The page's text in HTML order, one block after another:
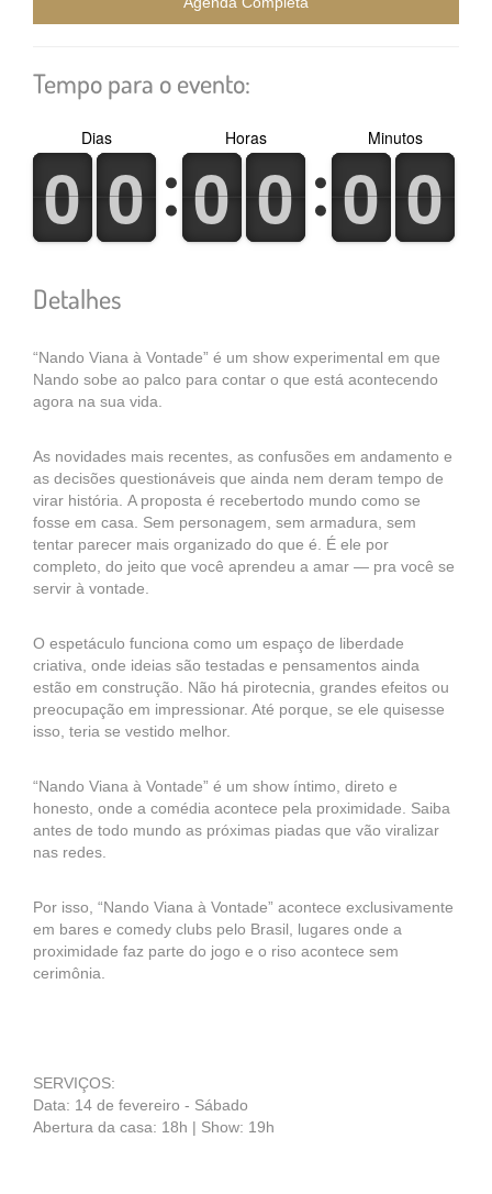
Tempo para o evento:
0
0
1
1 0
0
1
1
Dias
0
0
1
1 0
0
1
1
Horas
0
0
1
1 0
0
1
1
Minutos
Detalhes
“Nando Viana à Vontade” é um show experimental em que
Nando sobe ao palco para contar o que está acontecendo
agora na sua vida.
As novidades mais recentes, as confusões em andamento e
as decisões questionáveis que ainda nem deram tempo de
virar história. A proposta é recebertodo mundo como se
fosse em casa. Sem personagem, sem armadura, sem
tentar parecer mais organizado do que é. É ele por
completo, do jeito que você aprendeu a amar — pra você se
servir à vontade.
O espetáculo funciona como um espaço de liberdade
criativa, onde ideias são testadas e pensamentos ainda
estão em construção. Não há pirotecnia, grandes efeitos ou
preocupação em impressionar. Até porque, se ele quisesse
isso, teria se vestido melhor.
“Nando Viana à Vontade” é um show íntimo, direto e
honesto, onde a comédia acontece pela proximidade. Saiba
antes de todo mundo as próximas piadas que vão viralizar
nas redes.
Por isso, “Nando Viana à Vontade” acontece exclusivamente
em bares e comedy clubs pelo Brasil, lugares onde a
proximidade faz parte do jogo e o riso acontece sem
cerimônia.
SERVIÇOS:
Data: 14 de fevereiro - Sábado
Abertura da casa: 18h | Show: 19h